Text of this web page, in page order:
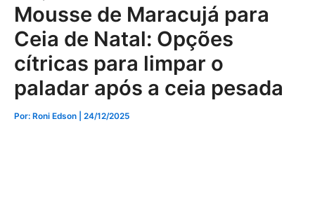
Mousse de Maracujá para
Ceia de Natal: Opções
cítricas para limpar o
paladar após a ceia pesada
Por: Roni Edson | 24/12/2025